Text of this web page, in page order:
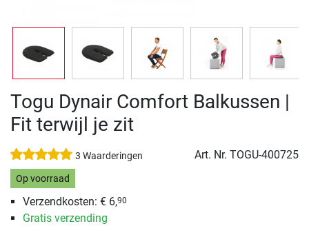
Togu Dynair Comfort Balkussen |
Fit terwijl je zit
3 Waarderingen Art. Nr. TOGU-400725
Op voorraad
Verzendkosten: € 6,90
Gratis verzending